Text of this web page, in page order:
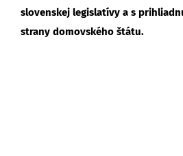
slovenskej legislatívy a s
strany domovského štátu.